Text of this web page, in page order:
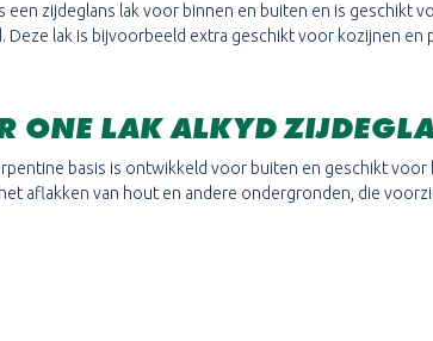
een zijdeglans lak voor binnen en buiten en is geschikt
Deze lak is bijvoorbeeld extra geschikt voor kozijnen en
ONE LAKALKYD
basis is ontwikkeld voor buiten en geschikt
aflakken van hout en andere ondergronden, die